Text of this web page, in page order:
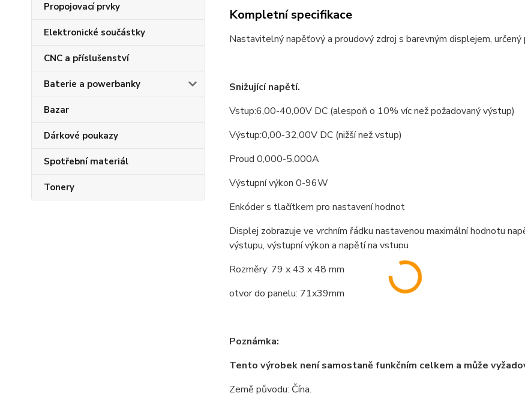
Propojovací prvky
Elektronické součástky
CNC a příslušenství
Baterie a powerbanky
Bazar
Dárkové poukazy
Spotřební materiál
Tonery
Kompletní specifikace
Nastavitelný napěťový a proudový zdroj s barevným displejem, určený
Snižující napětí.
Vstup:6,00-40,00V DC (alespoň o 10% víc než požadovaný výstup)
Výstup:0,00-32,00V DC (nižší než vstup)
Proud 0,000-5,000A
Výstupní výkon 0-96W
Enkóder s tlačítkem pro nastavení hodnot
Displej zobrazuje ve vrchním řádku nastavenou maximální hodnotu
výstupu, výstupní výkon a napětí na vstupu
Rozměry: 79 x 43 x 48 mm
otvor do panelu: 71x39mm
Poznámka:
Tento výrobek není samostaně funkčním celkem a může
Země původu: Čína.